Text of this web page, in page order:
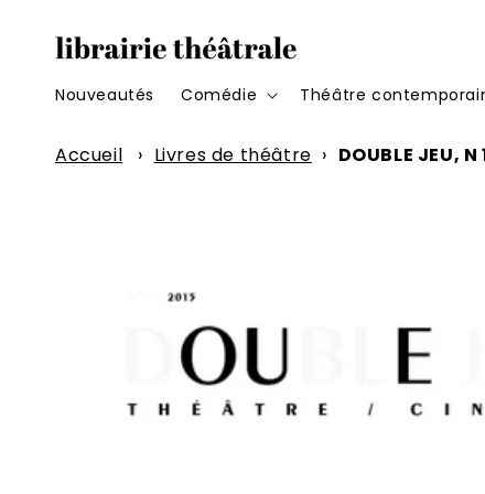
contenu
Nouveautés Comédie Théâtre
Accueil › Livres de théâtre › DOUBLE JEU,